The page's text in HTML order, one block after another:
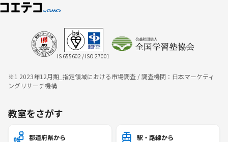
IS 655602 / ISO 27001
※1 2023年12月期_指定領域における市場調査 / 調査機関：日本マーケティ
ングリサーチ機構
教室をさがす
都道府県から 駅・路線から